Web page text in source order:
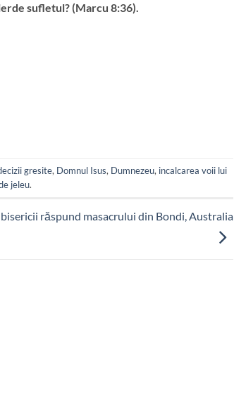
sufletul? (Marcu 8:36).
gresite, Domnul Isus, Dumnezeu, incalcarea voii lui
jeleu.
răspund masacrului din Bondi, Australia